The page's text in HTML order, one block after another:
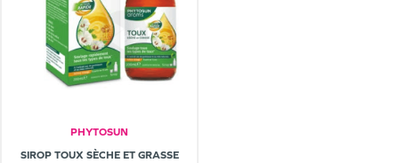
PHYTOSUN
SIROP TOUX SÈCHE ET GRASSE